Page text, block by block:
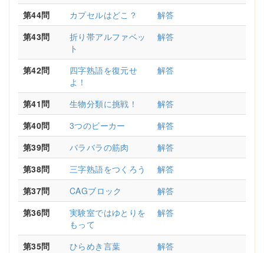
第44問
カプセルはどこ？
解答
第43問
折り帯アルファベッ
ト
解答
第42問
四字熟語を復元せ
よ！
解答
第41問 生物分類に挑戦！
解答
第40問
3つのビーカー
解答
第39問
バラバラの筋肉
解答
第38問
三字熟語をつくろう
解答
第37問
CAGブロック
解答
第36問
実験室ではゆとりを
もって
解答
第35問 ひらめき言葉
解答